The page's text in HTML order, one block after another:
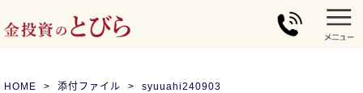
HOME 添付ファイル syuuahi240903